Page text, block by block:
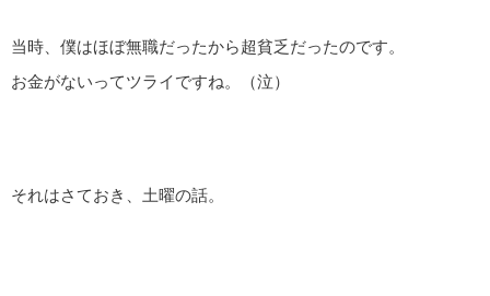
当時、僕はほぼ無職だったから超貧乏だったのです。
お金がないってツライですね。（泣）
それはさておき、土曜の話。